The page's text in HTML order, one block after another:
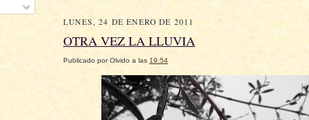
LUNES, 24 DE ENERO DE 2011
OTRA VEZ LA LLUVIA
Publicado porOlvido a las 19:54